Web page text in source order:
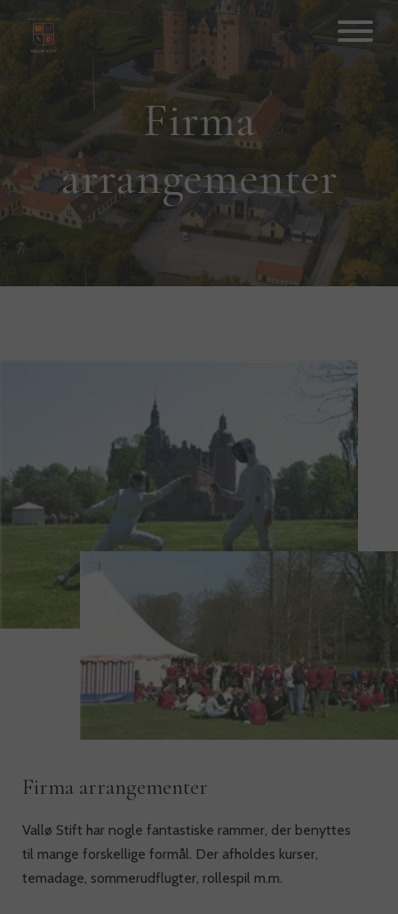
Firma
arrangementer
Firma arrangementer
Vallø Stift har nogle fantastiske rammer, der benyttes
til mange forskellige formål. Der afholdes kurser,
temadage, sommerudflugter, rollespil m.m.